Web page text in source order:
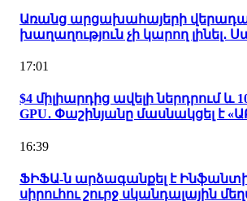
Առանց արցախահայերի
խաղաղություն չի կարող լինել․
17:01
$4 միլիարդից ավելի ներդրում և
GPU․ Փաշինյանը մասնակցել է
16:39
ՖԻՖԱ-ն արձագանքել է
սիրուհու շուրջ սկանդալային